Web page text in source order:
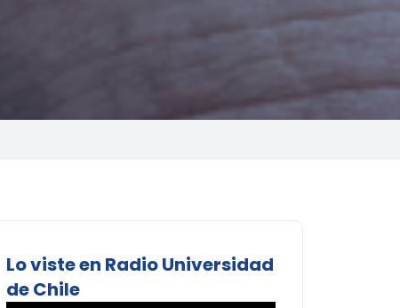
Lo viste en Radio Universidad
de Chile